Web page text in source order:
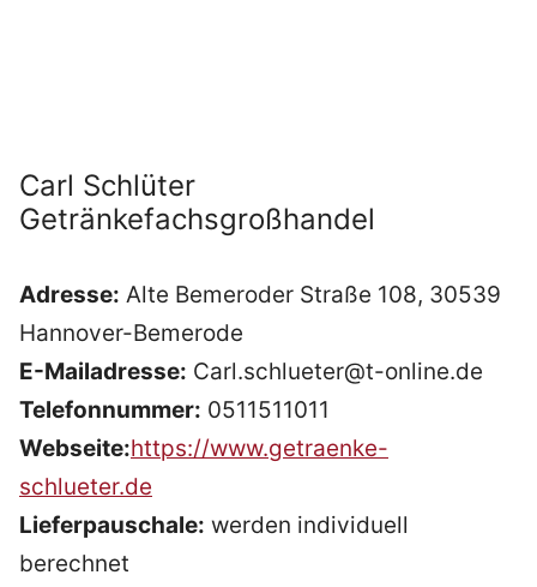
Carl Schlüter
Getränkefachsgroßhandel
Adresse: Alte Bemeroder Straße 108, 30539
Hannover-Bemerode
E-Mailadresse: Carl.schlueter@t-online.de
Telefonnummer: 0511511011
Webseite:https://www.getraenke-
schlueter.de
Lieferpauschale: werden individuell
berechnet